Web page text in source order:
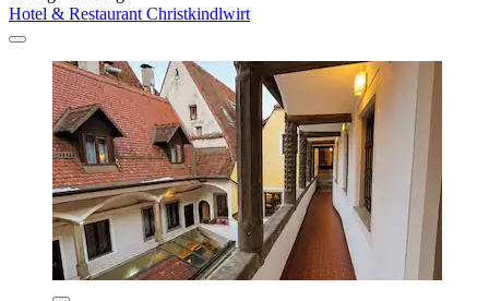
Hotel & Restaurant Christkindlwirt